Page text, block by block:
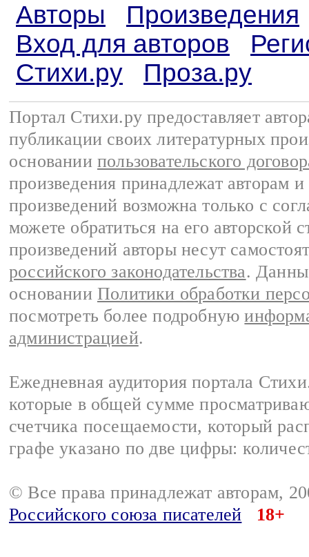
Авторы
Произведения
Вход для авторов
Стихи.ру
Проза.ру
Портал Стихи.ру предоставляет
публикации своих литературных
основании пользовательского
произведения принадлежат авторам
произведений возможна только с
можете обратиться на его авторской
произведений авторы несут
российского законодательства.
основании Политики обработки
посмотреть более подробную
администрацией.
Ежедневная аудитория портала
которые в общей сумме
счетчика посещаемости, который
графе указано по две цифры:
© Все права принадлежат авторам,
Российского союза писателей
18+